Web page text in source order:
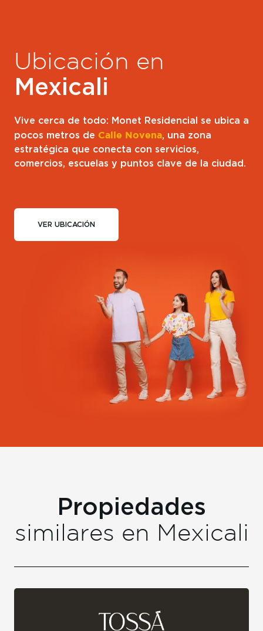
Ubicación en
Mexicali
Vive cerca de todo: Monet Residencial se ubica a
pocos metros de Calle Novena, una zona
estratégica que conecta con servicios,
comercios, escuelas y puntos clave de la ciudad.
VER UBICACIÓN
Propiedades
similares en Mexicali